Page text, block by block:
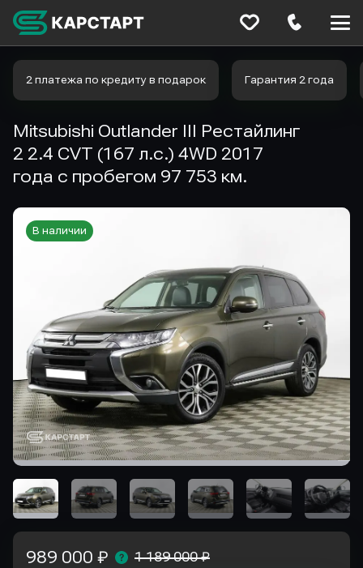
2 платежа по кредиту в подарок Гарантия 2 года
Mitsubishi Outlander III Рестайлинг
2 2.4 CVT (167 л.с.) 4WD 2017
года с пробегом 97 753 км.
В наличии
989 000 ₽ 1 189 000 ₽